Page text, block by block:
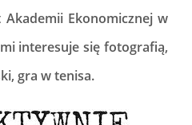
Ekonomicznej w
interesuje się fotografią,
gra w tenisa.